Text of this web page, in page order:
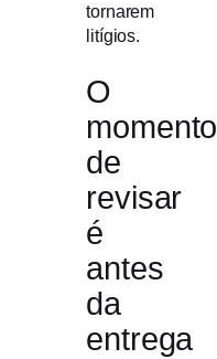
tornarem
litígios.
O
momento
de
revisar
é
antes
da
entrega